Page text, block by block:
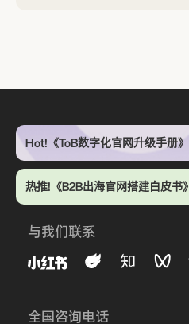
Hot!《ToB数字化官网升级手册》
热推!《B2B出海官网搭建白皮书》
与我们联系
全国咨询电话